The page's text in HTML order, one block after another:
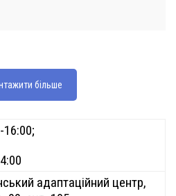
більше
16:00;
адаптаційний центр,